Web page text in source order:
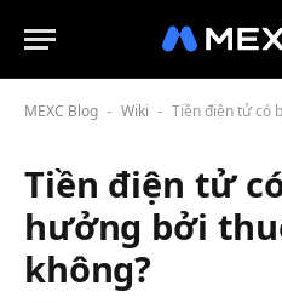
MEXC Blog - Wiki - Tiền điện tử có
Tiền điện tử
hưởng bởi
không?